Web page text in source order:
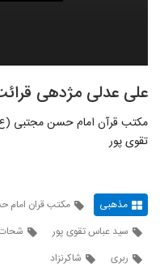
علی عدلی مژدهی
مکتب قرآن امام حسن مجتبی
تقوی پور
مذهبی مکتب قران
سید عباس تقوی پور
ربری
شاکرنزاد